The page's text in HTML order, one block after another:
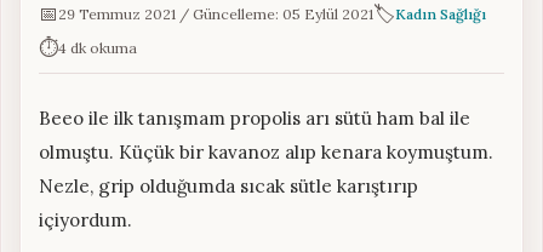
📅 29 Temmuz 2021 / Güncelleme: 05 Eylül 2021🏷️Kadın Sağlığı
⏱️4 dk okuma
Beeo ile ilk tanışmam propolis arı sütü ham bal ile
olmuştu. Küçük bir kavanoz alıp kenara koymuştum.
Nezle, grip olduğumda sıcak sütle karıştırıp
içiyordum.